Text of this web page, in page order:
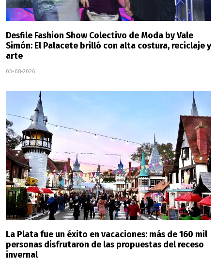
Desfile Fashion Show Colectivo de Moda by Vale
Simón: El Palacete brilló con alta costura, reciclaje y
arte
03-08-2026
La Plata fue un éxito en vacaciones: más de 160 mil
personas disfrutaron de las propuestas del receso
invernal